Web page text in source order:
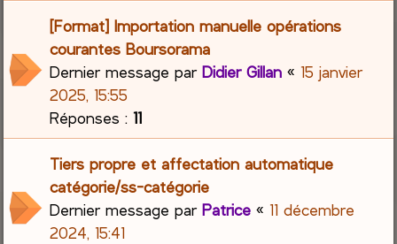
[Format] Importation manuelle opérations
courantes Boursorama
Dernier message parDidier Gillan « 15 janvier
2025, 15:55
Réponses :11
Tiers propre et affectation automatique
catégorie/ss-catégorie
Dernier message parPatrice « 11 décembre
2024, 15:41